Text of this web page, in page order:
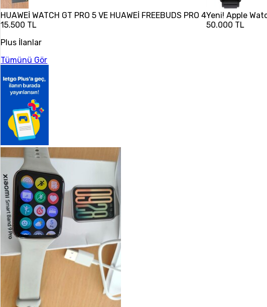
HUAWEİ WATCH GT PRO 5 VE HUAWEİ FREEBUDS PRO 4
15.500 TL
Yeni! Apple
50.000 TL
Plus İlanlar
Tümünü Gör